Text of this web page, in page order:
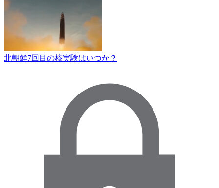
北朝鮮7回目の核実験はいつか？